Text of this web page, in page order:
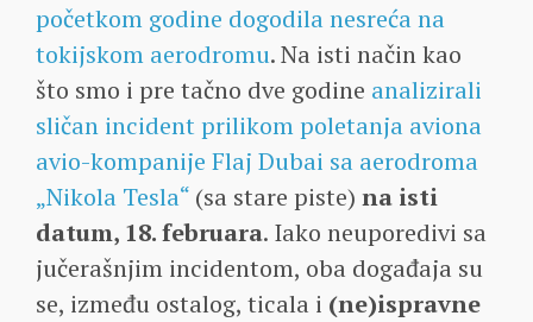
početkom godine dogodila nesreća na
tokijskom aerodromu. Na isti način kao
što smo i pre tačno dve godine analizirali
sličan incident prilikom poletanja aviona
avio-kompanije Flaj Dubai sa aerodroma
„Nikola Tesla“ (sa stare piste) na isti
datum, 18. februara. Iako neuporedivi sa
jučerašnjim incidentom, oba događaja su
se, između ostalog, ticala i (ne)ispravne